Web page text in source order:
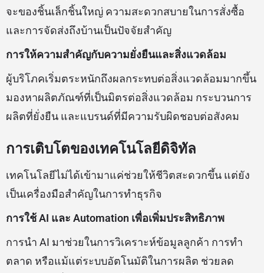
จะของชิ้นเล็กชิ้นใหญ่ ความสะดวกสบายในการสั่งซื้อ
และการจัดส่งถึงบ้านเป็นปัจจัยสำคัญ
การให้ความสำคัญกับความยั่งยืนและสิ่งแวดล้อม
ผู้บริโภคเริ่มตระหนักถึงผลกระทบต่อสิ่งแวดล้อมมากขึ้น
มองหาผลิตภัณฑ์ที่เป็นมิตรต่อสิ่งแวดล้อม กระบวนการ
ผลิตที่ยั่งยืน และแบรนด์ที่มีความรับผิดชอบต่อสังคม
การเติบโตของเทคโนโลยีดิจิทัล
เทคโนโลยีไม่ได้เข้ามาแค่ช่วยให้ชีวิตสะดวกขึ้น แต่ยัง
เป็นเครื่องมือสำคัญในการทำธุรกิจ
การใช้ AI และ Automation เพื่อเพิ่มประสิทธิภาพ
การนำ AI มาช่วยในการวิเคราะห์ข้อมูลลูกค้า การทำ
ตลาด หรือแม้แต่ระบบอัตโนมัติในการผลิต ช่วยลด